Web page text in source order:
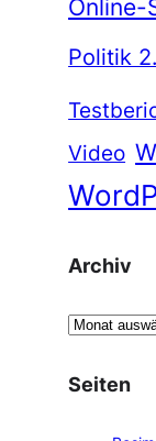
Online-
Politik
Video
Archiv
A
c
Seiten